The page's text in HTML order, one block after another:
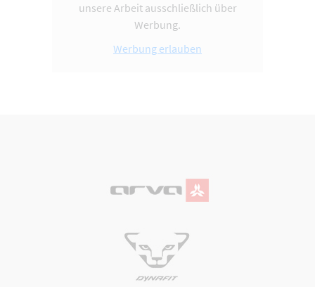
unsere Arbeit ausschließlich über
Werbung.
Werbung erlauben